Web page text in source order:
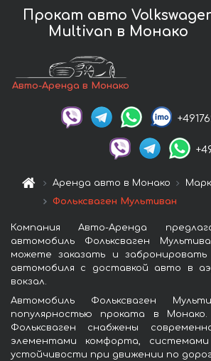
Прокат авто
Multivan в Монако
Авто-Аренда в Монако
Аренда авто в Монако
Фольксваген Мультиван
Компания Авто-Аренда
автомобиль Фольксваген
можете заказать и
автомобиля с доставкой авто в
вокзал.
Автомобиль Фольксваген
популярностью проката в
Фольксваген снабжены
элементами комфорта,
устойчивости при движении по